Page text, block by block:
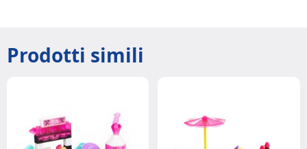
Prodotti simili